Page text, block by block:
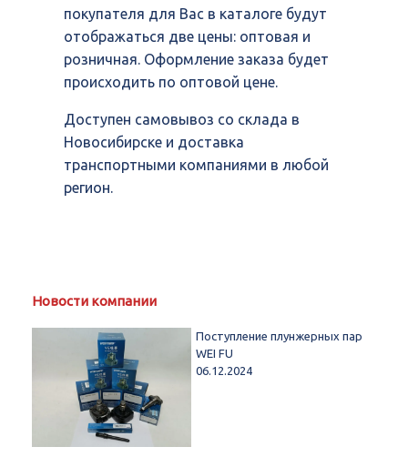
покупателя для Вас в каталоге будут
отображаться две цены: оптовая и
розничная. Оформление заказа будет
происходить по оптовой цене.
Доступен самовывоз со склада в
Новосибирске и доставка
транспортными компаниями в любой
регион.
Новости компании
Поступление плунжерных пар
WEI FU
06.12.2024